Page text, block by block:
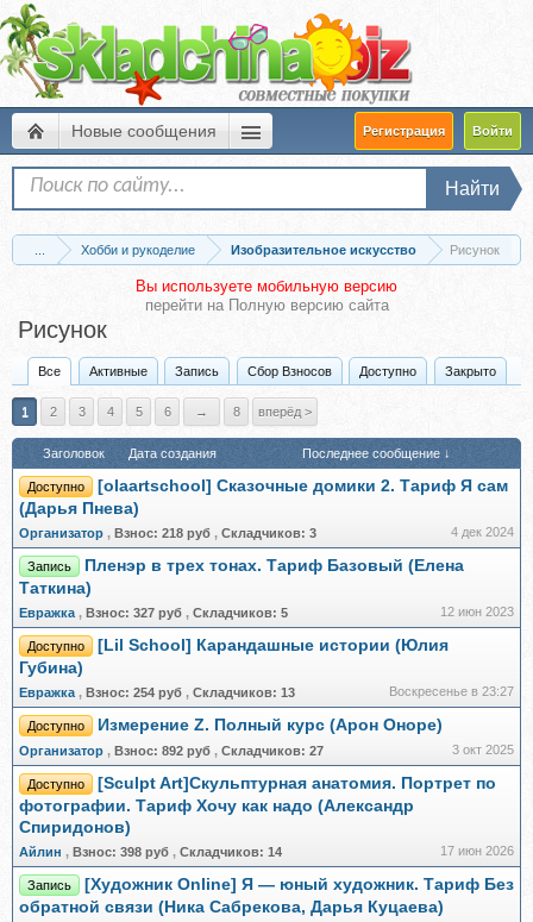
Новые сообщения Регистрация Войти
Найти
Хобби и рукоделие Изобразительное искусство Рисунок
Вы используете мобильную версию
перейти на Полную версию сайта
Рисунок
Все Активные Запись Сбор Взносов Доступно Закрыто
1 2 3 4 5 6 → 8 вперёд >
Заголовок Дата создания Последнее сообщение ↓
Доступно
[olaartschool] Сказочные домики 2. Тариф Я сам
(Дарья Пнева)
Организатор , Взнос: 218 руб , Складчиков: 3 4 дек 2024
Запись
Пленэр в трех тонах. Тариф Базовый (Елена
Таткина)
Евражкa , Взнос: 327 руб , Складчиков: 5 12 июн 2023
Доступно
[Lil School] Карандашные истории (Юлия
Губина)
Евражкa , Взнос: 254 руб , Складчиков: 13 Воскресенье в 23:27
Доступно Измерение Z. Полный курс (Арон Оноре)
Организатор , Взнос: 892 руб , Складчиков: 27 3 окт 2025
Доступно
[Sculpt Art]Скульптурная анатомия. Портрет по
фотографии. Тариф Хочу как надо (Александр
Спиридонов)
Айлин , Взнос: 398 руб , Складчиков: 14 17 июн 2026
Запись
[Художник Online] Я — юный художник. Тариф Без
обратной связи (Ника Сабрекова, Дарья Куцаева)